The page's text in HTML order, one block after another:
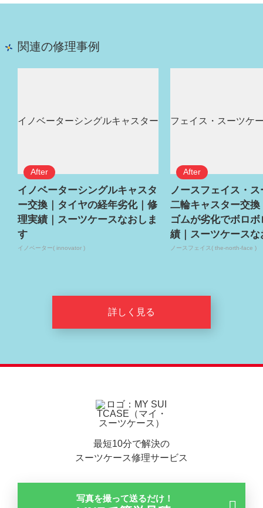
関連の修理事例
イノベーターシングルキャスタ
ー交換｜タイヤの経年劣化｜修
理実績｜スーツケースなおしま
す
イノベーター( innovator )
ノースフェイス・
二輪キャスター交換
ゴムが劣化でボロ
績｜スーツケースな
ノースフェイス( the-north-face )
詳しく見る
最短10分で解決の
スーツケース修理サービス
写真を撮って送るだけ！